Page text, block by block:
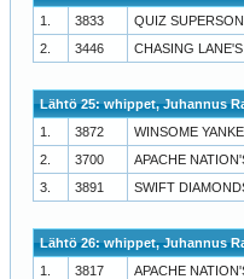
1. 3833 QUIZ
2.
3446 CHASING
Lähtö 25: whippet, Juhannus
1.
3872 WINSOME
2.
3700 APACHE
3.
3891 SWIFT
Lähtö 26: whippet, Juhannus
1.
3817 APACHE